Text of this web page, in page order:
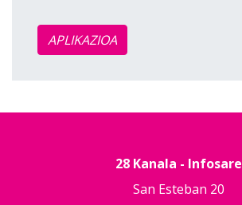
APLIKAZIOA
28 Kanala - Infosare
San Esteban 20